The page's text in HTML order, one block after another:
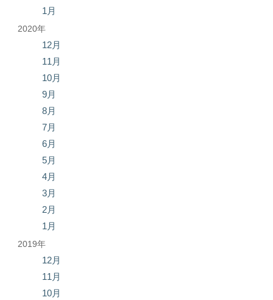
1月
2020年
12月
11月
10月
9月
8月
7月
6月
5月
4月
3月
2月
1月
2019年
12月
11月
10月